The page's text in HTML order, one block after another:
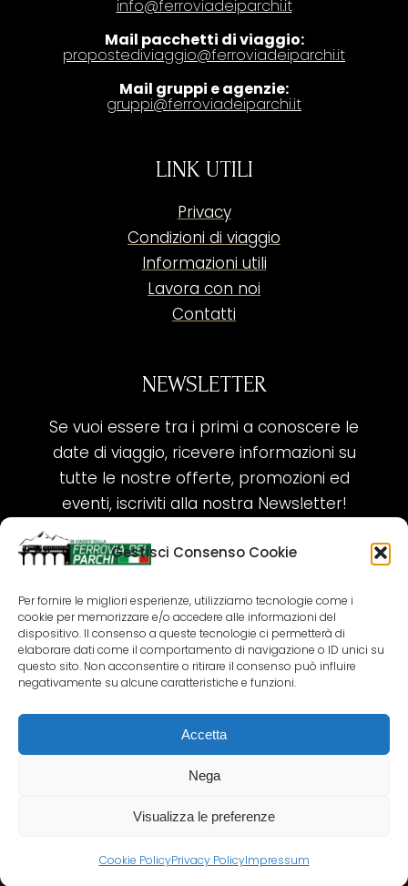
Gestisci Consenso Cookie
Per fornire le migliori esperienze, utilizziamo tecnologie come i
cookie per memorizzare e/o accedere alle informazioni del
dispositivo. Il consenso a queste tecnologie ci permetterà di
elaborare dati come il comportamento di navigazione o ID unici su
questo sito. Non acconsentire o ritirare il consenso può influire
negativamente su alcune caratteristiche e funzioni.
Accetta
Nega
Visualizza le preferenze
Cookie PolicyPrivacy PolicyImpressum
info@ferroviadeiparchi.it
Mail pacchetti di viaggio:
propostediviaggio@ferroviadeiparchi.it
Mail gruppi e agenzie:
gruppi@ferroviadeiparchi.it
LINK UTILI
Privacy
Condizioni di viaggio
Informazioni utili
Lavora con noi
Contatti
NEWSLETTER
Se vuoi essere tra i primi a conoscere le
date di viaggio, ricevere informazioni su
tutte le nostre offerte, promozioni ed
eventi, iscriviti alla nostra Newsletter!
ISCRIVITI ORA!
SEGUICI SUI NOSTRI SOCIAL
COPYRIGHT 2018-2025 PALLENIUM TOURISM
SRL
AGENZIA VIAGGI E TOUR OPERATOR – P.IVA: